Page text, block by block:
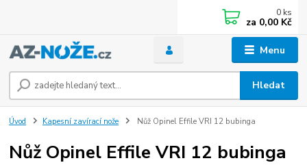
Menu
Hledat
0 ks
za 0,00 Kč
Úvod Kapesní zavírací nože Nůž Opinel Effile VRI 12 bubinga
Nůž Opinel Effile VRI 12 bubinga